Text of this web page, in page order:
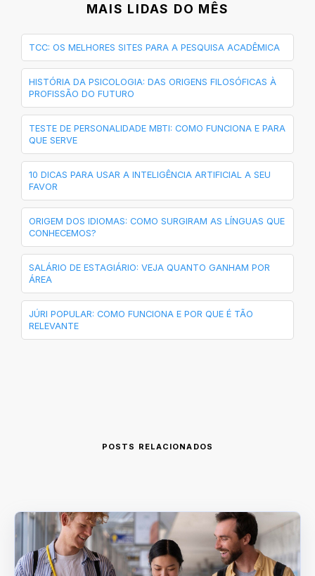
MAIS LIDAS DO MÊS
TCC: OS MELHORES SITES PARA A PESQUISA ACADÊMICA
HISTÓRIA DA PSICOLOGIA: DAS ORIGENS FILOSÓFICAS À
PROFISSÃO DO FUTURO
TESTE DE PERSONALIDADE MBTI: COMO FUNCIONA E PARA
QUE SERVE
10 DICAS PARA USAR A INTELIGÊNCIA ARTIFICIAL A SEU
FAVOR
ORIGEM DOS IDIOMAS: COMO SURGIRAM AS LÍNGUAS QUE
CONHECEMOS?
SALÁRIO DE ESTAGIÁRIO: VEJA QUANTO GANHAM POR
ÁREA
JÚRI POPULAR: COMO FUNCIONA E POR QUE É TÃO
RELEVANTE
POSTS RELACIONADOS